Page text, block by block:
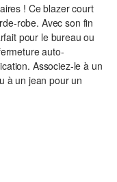
! Ce blazer court
robe. Avec son fin
pour le bureau ou
auto-
Associez-le à un
à un jean pour un